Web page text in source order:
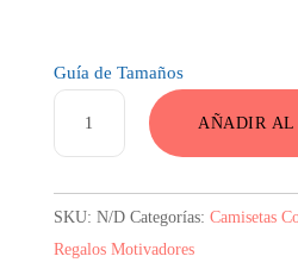
Guía de Tamaños
Con
Motivadora
AÑADIR AL
SKU: N/D Categorías: Camisetas
Regalos Motivadores